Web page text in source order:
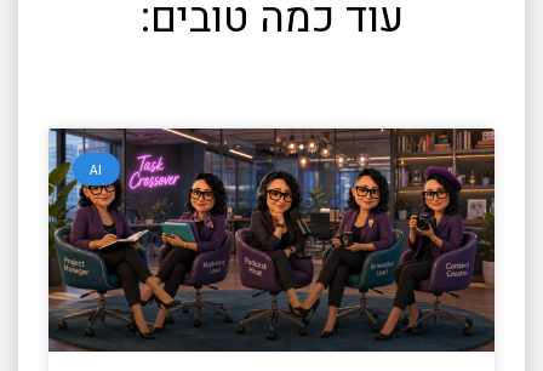
עוד כמה טובים:
AI